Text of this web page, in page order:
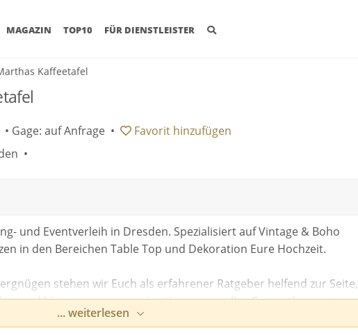
MAGAZIN (CURRENT)
TOP10 FÜR DIENSTLEISTER
Kaffeetafel
Gage: auf Anfrage • Favorit hinzufügen
•
und Eventverleih in Dresden. Spezialisiert auf Vintage & Boho
in den Bereichen Table Top und Dekoration Eure Hochzeit.
stehen wir Euch als erfahrener Ratgeber helfend zur Seite,
und kümmern uns um ein stimmungsvolles Gesamtkonzept.
... weiterlesen